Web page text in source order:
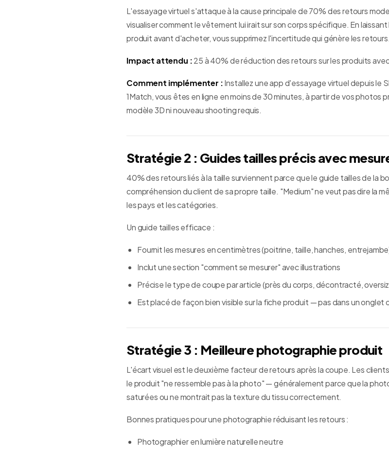
L'essayage virtuel s'attaque à la cause principale de 70% des retours
visualiser comment le vêtement lui irait sur son corps spécifique. En
produit avant d'acheter, vous supprimez l'incertitude qui génère les retours.
Impact attendu :25 à 40% de réduction des retours sur les produits
Comment implémenter :Installez une app d'essayage virtuel depuis le
1Match, vous êtes en ligne en moins de 30 minutes, à partir de vos photos
modèle 3D ni nouveau shooting requis.
Stratégie 2 : Guides tailles précis avec
40% des retours liés à la taille surviennent parce que le guide tailles de la
compréhension du client de sa propre taille. "Medium" ne veut pas dire la
les pays et les catégories.
Un guide tailles efficace :
Fournit les mesures en centimètres (poitrine, taille, hanches,
Inclut une section "comment se mesurer" avec illustrations
Précise le type de coupe par article (près du corps, décontracté,
Est placé de façon bien visible sur la fiche produit — pas dans un onglet
Stratégie 3 : Meilleure photographie produit
L'écart visuel est le deuxième facteur de retours après la coupe. Les
le produit "ne ressemble pas à la photo" — généralement parce que la
saturées ou ne montrait pas la texture du tissu correctement.
Bonnes pratiques pour une photographie réduisant les retours :
Photographier en lumière naturelle neutre